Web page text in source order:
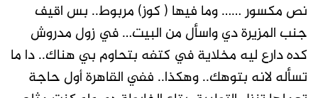
نص مكسور …… وما فيها ( كوز) مربوط.. بس اقيف
جنب المزيرة دي واسأل من البيت… في زول مدروش
كده دارع ليه مخلاية في كتفه بتحاوم بي هناك.. دا ما
تسأله لانه بتوهك.. وهكذا.. ففي القاهرة أول حاجة